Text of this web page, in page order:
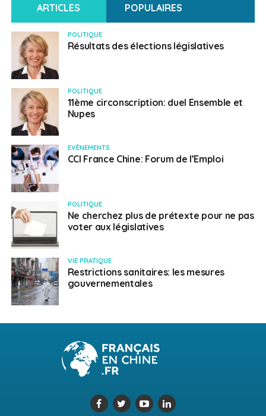
ARTICLES
POPULAIRES
POLITIQUE
Résultats des élections législatives
POLITIQUE
11ème circonscription: duel Ensemble et
Nupes
EVÈNEMENTS
CCI France Chine: Forum de l’Emploi
POLITIQUE
Ne cherchez plus de prétexte pour ne pas
voter aux législatives
VIE PRATIQUE
Restrictions sanitaires: les mesures
gouvernementales